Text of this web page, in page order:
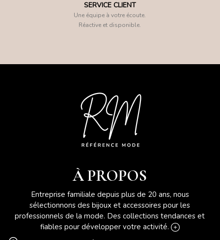
SERVICE CLIENT
Une équipe à votre écoute.
Réactive et disponible.
À PROPOS
Entreprise familiale depuis plus de 20 ans, nous
sélectionnons des bijoux et accessoires pour les
professionnels de la mode. Des collections tendances et
fiables pour développer votre activité.